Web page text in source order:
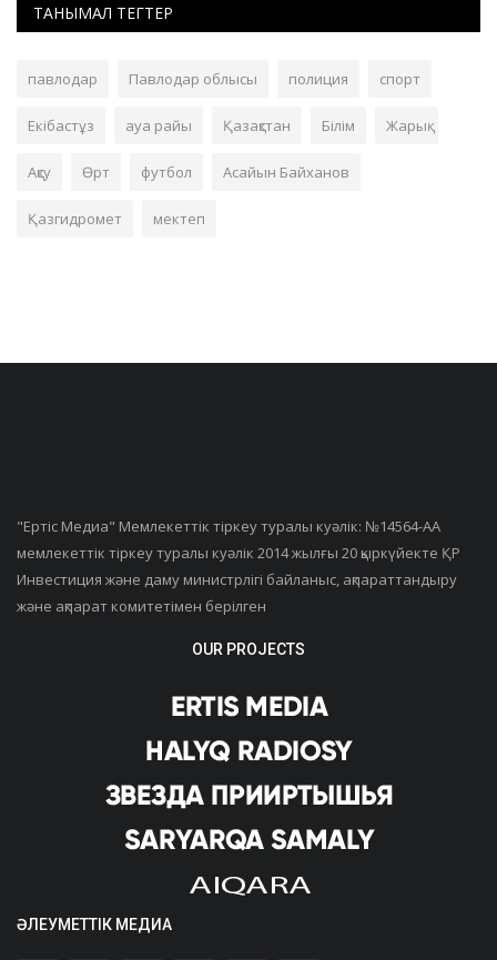
ТАНЫМАЛ ТЕГТЕР
павлодар Павлодар облысы полиция спорт
Екібастұз ауа райы Қазақстан Білім Жарық
Ақсу Өрт футбол Асайын Байханов
Қазгидромет мектеп
"Ертiс Медиа" Мемлекеттік тіркеу туралы куәлік: №14564-АА
мемлекеттік тіркеу туралы куәлік 2014 жылғы 20 қыркүйекте ҚР
Инвестиция және даму министрлігі байланыс, ақпараттандыру
және ақпарат комитетімен берілген
OUR PROJECTS
ӘЛЕУМЕТТІК МЕДИА